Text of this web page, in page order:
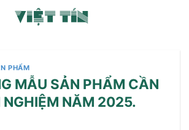
PHẨM
MẪU SẢN PHẨM CẦN
NGHIỆM NĂM 2025.